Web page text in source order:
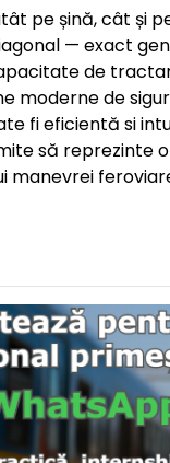
pe șină, cât și
— exact
de
moderne de
fi eficientă si
să
manevrei